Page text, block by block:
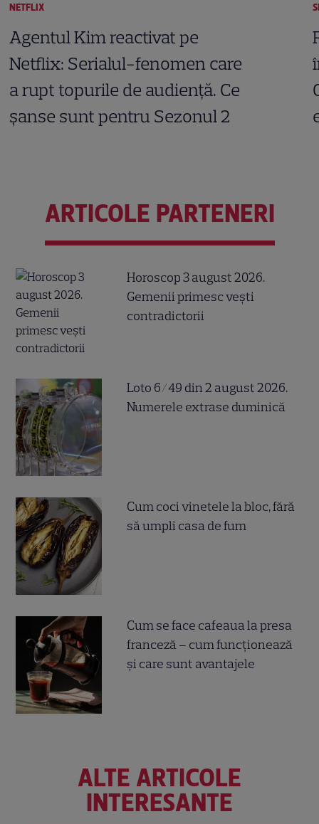
NETFLIX
Agentul Kim reactivat pe
Netflix: Serialul-fenomen care
a rupt topurile de audiență. Ce
șanse sunt pentru Sezonul 2
ARTICOLE PARTENERI
Horoscop 3 august 2026.
Gemenii primesc vești
contradictorii
Loto 6/49 din 2 august 2026.
Numerele extrase duminică
Cum coci vinetele la bloc, fără
să umpli casa de fum
Cum se face cafeaua la presa
franceză – cum funcționează
și care sunt avantajele
ALTE ARTICOLE
INTERESANTE